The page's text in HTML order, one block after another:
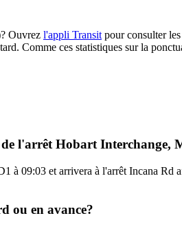
Ouvrez l'appli Transit pour consulter
Comme ces statistiques sur la
l'arrêt Hobart Interchange,
à 09:03 et arrivera à l'arrêt Incana
ou en avance?